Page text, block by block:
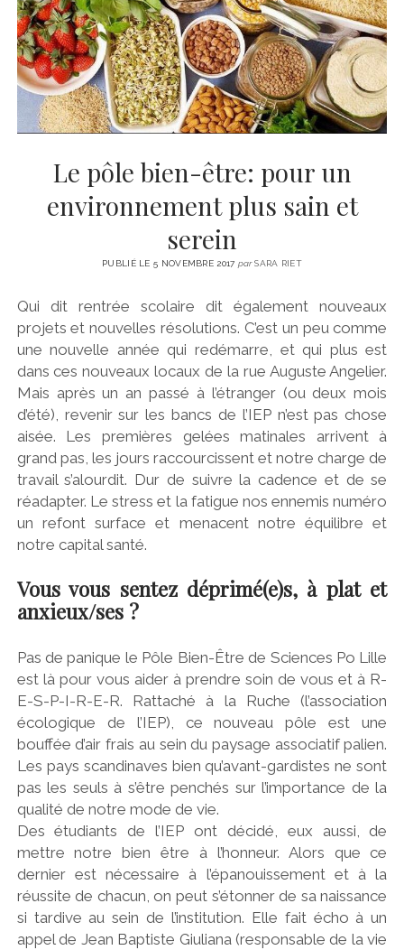
CINÉMA
LITTÉRATURE
ÉCONOMIE
SPORT
MÉDIAS
SANTÉ
instagram
emailemail-
form
Le pôle bien-être: pour un
environnement plus sain et
serein
PUBLIÉ LE 5 NOVEMBRE 2017 parSARA RIET
Qui dit rentrée scolaire dit également nouveaux
projets et nouvelles résolutions. C’est un peu comme
une nouvelle année qui redémarre, et qui plus est
dans ces nouveaux locaux de la rue Auguste Angelier.
Mais après un an passé à l’étranger (ou deux mois
d’été), revenir sur les bancs de l’IEP n’est pas chose
aisée. Les premières gelées matinales arrivent à
grand pas, les jours raccourcissent et notre charge de
travail s’alourdit. Dur de suivre la cadence et de se
réadapter. Le stress et la fatigue nos ennemis numéro
un refont surface et menacent notre équilibre et
notre capital santé.
Vous vous sentez déprimé(e)s, à plat et
anxieux/ses ?
Pas de panique le Pôle Bien-Être de Sciences Po Lille
est là pour vous aider à prendre soin de vous et à R-
E-S-P-I-R-E-R. Rattaché à la Ruche (l’association
écologique de l’IEP), ce nouveau pôle est une
bouffée d’air frais au sein du paysage associatif palien.
Les pays scandinaves bien qu’avant-gardistes ne sont
pas les seuls à s’être penchés sur l’importance de la
qualité de notre mode de vie.
Des étudiants de l’IEP ont décidé, eux aussi, de
mettre notre bien être à l’honneur. Alors que ce
dernier est nécessaire à l’épanouissement et à la
réussite de chacun, on peut s’étonner de sa naissance
si tardive au sein de l’institution. Elle fait écho à un
appel de Jean Baptiste Giuliana (responsable de la vie